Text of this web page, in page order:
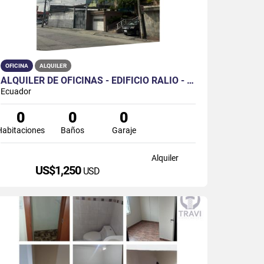
OFICINA ALQUILER
ALQUILER DE OFICINAS - EDIFICIO RALIO - KENNEDY NORTE
Ecuador
0 0
Baños
0
Garaje
Alquiler
US$1,250 USD